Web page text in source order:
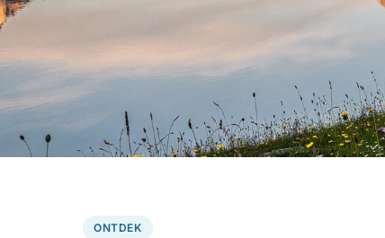
ONTDEK